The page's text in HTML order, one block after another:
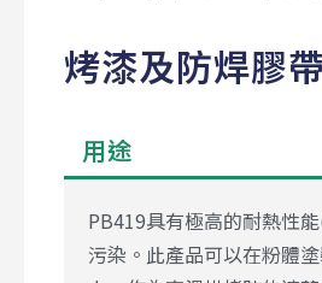
烤漆及防焊膠
用途
PB419具有極高的耐熱性
污染。此產品可以在粉體